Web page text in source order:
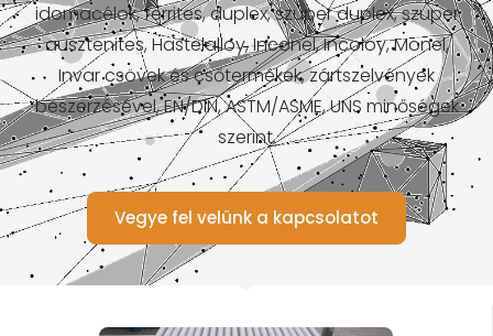
idomacélok, ferrites, duplex, szuper duplex, szuper
ausztenites, Hastelalloy, Inconel, Incoloy, Monel,
Invar csövek és csőtermékek, zártszelvények
beszerzésével, EN/DIN, ASTM/ASME, UNS minőségek
szerint.
Vegye fel velünk a kapcsolatot